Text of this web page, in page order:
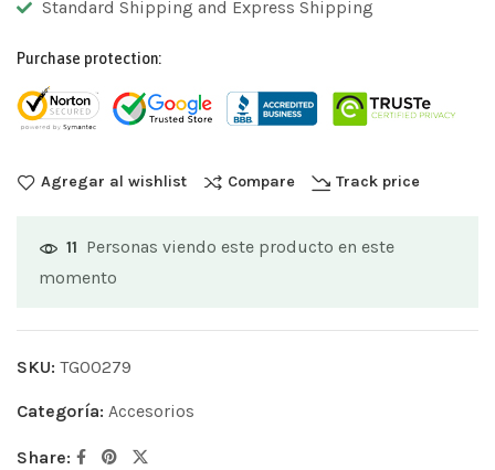
Standard Shipping and Express Shipping
Purchase protection:
Agregar al wishlist Compare Track price
11 Personas viendo este producto en este
momento
SKU: TG00279
Categoría: Accesorios
Share: